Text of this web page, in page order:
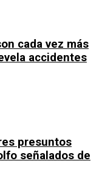
cada vez más
accidentes
presuntos
señalados de